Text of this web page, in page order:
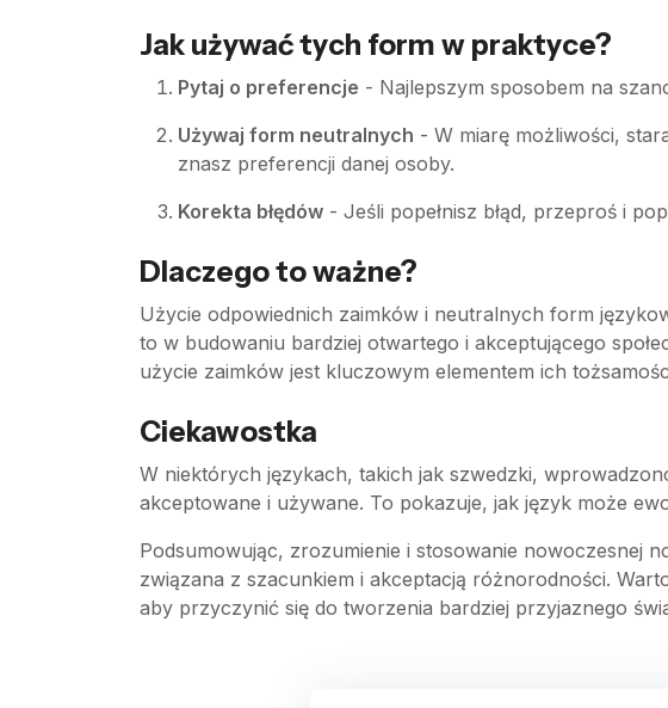
Jak używać tych form w praktyce?
Pytaj o preferencje - Najlepszym sposobem na
Używaj form neutralnych - W miarę możliwości,
znasz preferencji danej osoby.
Korekta błędów - Jeśli popełnisz błąd, przeproś i
Dlaczego to ważne?
Użycie odpowiednich zaimków i neutralnych form
to w budowaniu bardziej otwartego i akceptującego
użycie zaimków jest kluczowym elementem ich
Ciekawostka
W niektórych językach, takich jak szwedzki,
akceptowane i używane. To pokazuje, jak język może
Podsumowując, zrozumienie i stosowanie nowoczesnej
związana z szacunkiem i akceptacją różnorodności.
aby przyczynić się do tworzenia bardziej przyjaznego